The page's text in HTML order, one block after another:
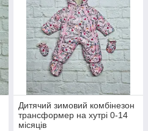
Дитячий зимовий комбінезон
трансформер на хутрі 0-14
місяців